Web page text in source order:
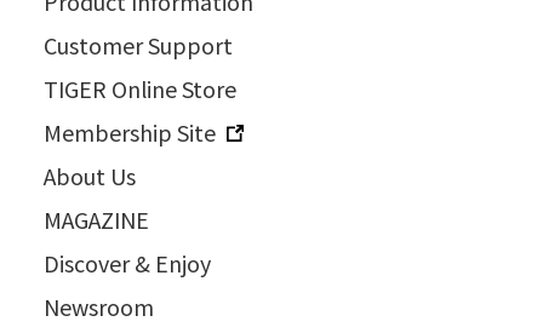
Customer Support
TIGER Online Store
Membership Site
About Us
MAGAZINE
Discover & Enjoy
Newsroom